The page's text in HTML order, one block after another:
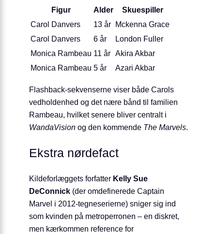
Figur Alder
Skuespiller
Carol Danvers
13 år Mckenna Grace
Carol Danvers
6 år
London Fuller
Monica Rambeau 11 år Akira Akbar
Monica Rambeau 5 år Azari Akbar
Flashback-sekvenserne viser både Carols
vedholdenhed og det nære bånd til familien
Rambeau, hvilket senere bliver centralt i
WandaVision og den kommende The Marvels.
Ekstra nørdefact
Kildeforlæggets forfatter Kelly Sue
DeConnick (der omdefinerede Captain
Marvel i 2012-tegneserierne) sniger sig ind
som kvinden på metroperronen – en diskret,
men kærkommen reference for